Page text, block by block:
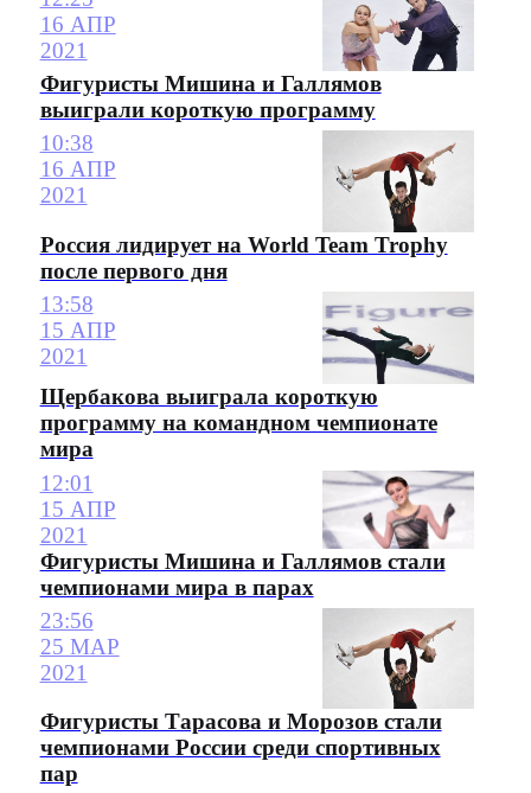
16 АПР
2021
Фигуристы Мишина и Галлямов
выиграли короткую программу
10:38
16 АПР
2021
Россия лидирует на World Team Trophy
после первого дня
13:58
15 АПР
2021
Щербакова выиграла короткую
программу на командном чемпионате
мира
12:01
15 АПР
2021
Фигуристы Мишина и Галлямов стали
чемпионами мира в парах
23:56
25 МАР
2021
Фигуристы Тарасова и Морозов стали
чемпионами России среди спортивных
пар